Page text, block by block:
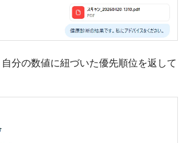
分の数値に紐づいた優先順位を返して